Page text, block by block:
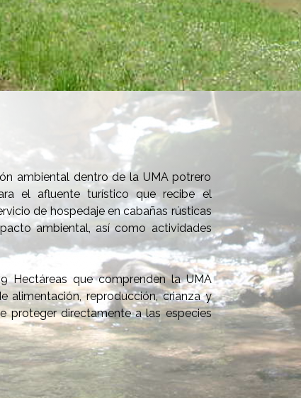
ambiental dentro de la UMA potrero
el afluente turístico que recibe el
de hospedaje en cabañas rústicas
ambiental, así como actividades
Hectáreas que comprenden la UMA
alimentación, reproducción, crianza y
proteger directamente a las especies